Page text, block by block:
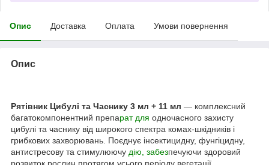
Опис Доставка Оплата Умови повернення
Опис
Рятівник Цибулі та Часнику 3 мл + 11 мл — комплексний
багатокомпонентний препарат для одночасного захисту
цибулі та часнику від широкого спектра комах-шкідників і
грибкових захворювань. Поєднує інсектицидну, фунгіцидну,
антистресову та стимулюючу дію, забезпечуючи здоровий